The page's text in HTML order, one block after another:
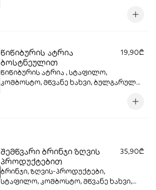
სოუსი, სეზამის მარცვლები , ტერიაკის
წიწიბურის ატრია
ბოსტნეულით
19,90₾
წიწიბურის ატრია , სტაფილო,
კომბოსტო, მწვანე ხახვი, ბულგარული,
შემწვარი ბრინჯი ზღვის
პროდუქტებით
35,90₾
ბრინჯი, ზღვის-პროდუქტები,
სტაფილო, კომბოსტო, მწვანე ხახვი,